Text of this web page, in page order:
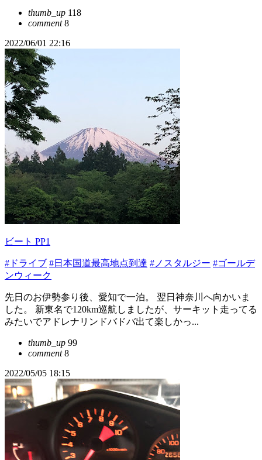
thumb_up 118
comment8
2022/06/01 22:16
ビート PP1
#ドライブ #日本国道最高地点到達 #ノスタルジー #ゴールデ
ンウィーク
先日のお伊勢参り後、愛知で一泊。 翌日神奈川へ向かいま
した。 新東名で120km巡航しましたが、サーキット走ってる
みたいでアドレナリンドバドバ出て楽しかっ...
thumb_up 99
comment8
2022/05/05 18:15